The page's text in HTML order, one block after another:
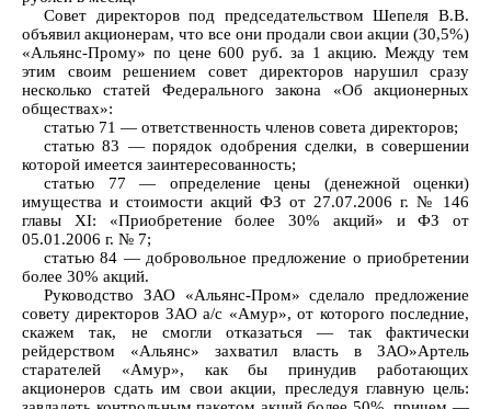
Совет директоров под председательством Шепеля В.В.
объявил акционерам, что все они продали свои акции (30,5%)
«Альянс-Прому» по цене 600 руб. за 1 акцию. Между тем
этим своим решением совет директоров нарушил сразу
несколько статей Федерального закона «Об акционерных
обществах»:
статью 71 — ответственность членов совета директоров;
статью 83 — порядок одобрения сделки, в совершении
которой имеется заинтересованность;
статью 77 — определение цены (денежной оценки)
имущества и стоимости акций ФЗ от 27.07.2006 г. № 146
главы XI: «Приобретение более 30% акций» и ФЗ от
05.01.2006 г. № 7;
статью 84 — добровольное предложение о приобретении
более 30% акций.
Руководство ЗАО «Альянс-Пром» сделало предложение
совету директоров ЗАО а/с «Амур», от которого последние,
скажем так, не смогли отказаться — так фактически
рейдерством «Альянс» захватил власть в ЗАО»Артель
старателей «Амур», как бы принудив работающих
акционеров сдать им свои акции, преследуя главную цель: